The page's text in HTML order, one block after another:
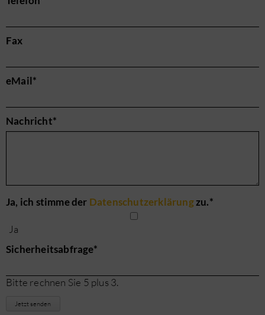
Fax
Pflichtfeld
eMail*
Pflichtfeld
Nachricht*
Pflichtfeld
Ja, ich stimme der Datenschutzerklärungzu.*
Ja
Pflichtfeld
Sicherheitsabfrage*
Bitte rechnen Sie 5 plus 3.
Jetzt senden